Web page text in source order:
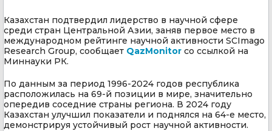
Казахстан подтвердил лидерство в научной сфере
среди стран Центральной Азии, заняв первое место в
международном рейтинге научной активности SCImago
Research Group, сообщает QazMonitor со ссылкой на
Миннауки РК.
По данным за период 1996-2024 годов республика
расположилась на 69-й позиции в мире, значительно
опередив соседние страны региона. В 2024 году
Казахстан улучшил показатели и поднялся на 64-е место,
демонстрируя устойчивый рост научной активности.